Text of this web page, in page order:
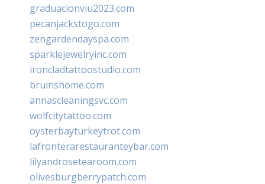
graduacionviu2023.com
pecanjackstogo.com
zengardendayspa.com
sparklejewelryinc.com
ironcladtattoostudio.com
bruinshome.com
annascleaningsvc.com
wolfcitytattoo.com
oysterbayturkeytrot.com
lafronterarestauranteybar.com
lilyandrosetearoom.com
olivesburgberrypatch.com